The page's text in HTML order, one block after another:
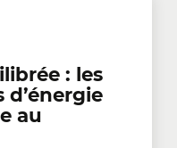
: les
au